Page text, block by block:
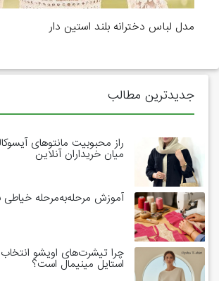
مدل لباس دخترانه بلند استین دار
جدیدترین مطالب
راز محبوبیت مانتوهای
میان خریداران آنلاین
آموزش مرحله‌به‌مرحله خیاطی
چرا تیشرت‌های اویشو
استایل مینیمال است؟